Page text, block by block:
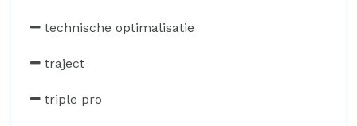
technische optimalisatie
traject
triple pro